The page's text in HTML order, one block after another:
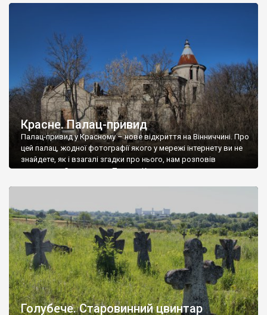
Красне. Палац-привид
Палац-привид у Красному – нове відкриття на Вінниччині. Про
цей палац, жодної фотографії якого у мережі інтернету ви не
знайдете, як і взагалі згадки про нього, нам розповів
мешканець Самгородка. Палац у Красному вразив не лише
Голубече. Старовинний цвинтар